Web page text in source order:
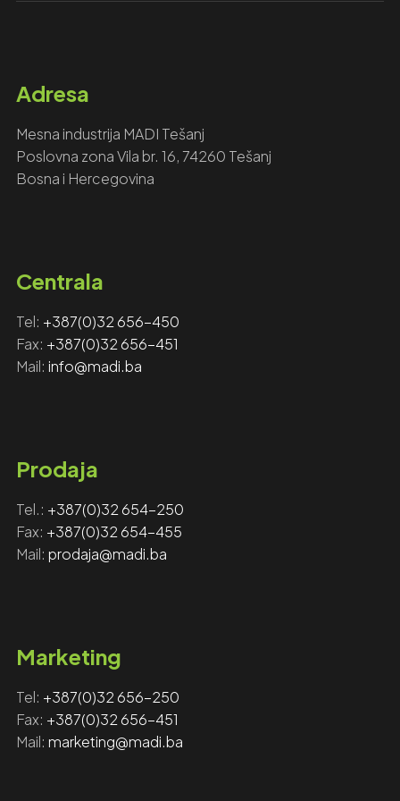
Adresa
Mesna industrija MADI Tešanj
Poslovna zona Vila br. 16, 74260 Tešanj
Bosna i Hercegovina
Centrala
Tel: +387(0)32 656-450
Fax: ‎‎ +387(0)32 656-451
Mail: info@madi.ba
Prodaja
Tel.: +387(0)32 654-250
Fax: +387(0)32 654-455
Mail: prodaja@madi.ba
Marketing
Tel: +‎‎387(0)32 656-250
Fax: ‎‎ +387(0)32 656-451
Mail: marketing@madi.ba